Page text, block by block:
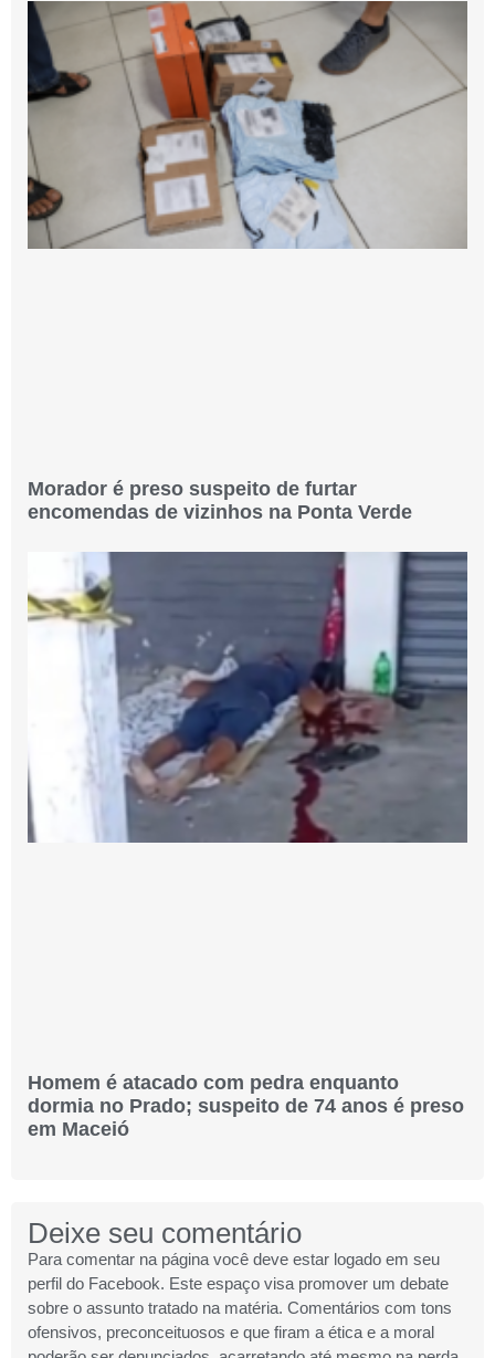
Morador é preso suspeito de furtar
encomendas de vizinhos na Ponta Verde
Homem é atacado com pedra enquanto
dormia no Prado; suspeito de 74 anos é preso
em Maceió
Deixe seu comentário
Para comentar na página você deve estar logado em seu
perfil do Facebook. Este espaço visa promover um debate
sobre o assunto tratado na matéria. Comentários com tons
ofensivos, preconceituosos e que firam a ética e a moral